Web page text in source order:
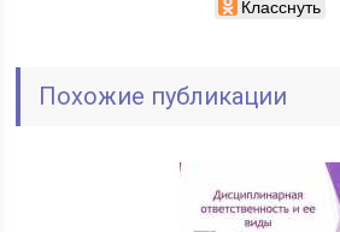
Класснуть
Похожие публикации